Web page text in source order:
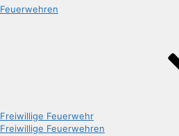
Feuerwehren
Freiwillige Feuerwehr
Freiwillige Feuerwehren